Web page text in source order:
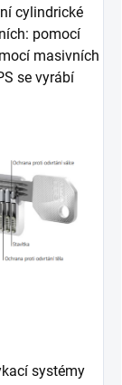
cylindrické
pomocí
masivních
se vyrábí
systémy